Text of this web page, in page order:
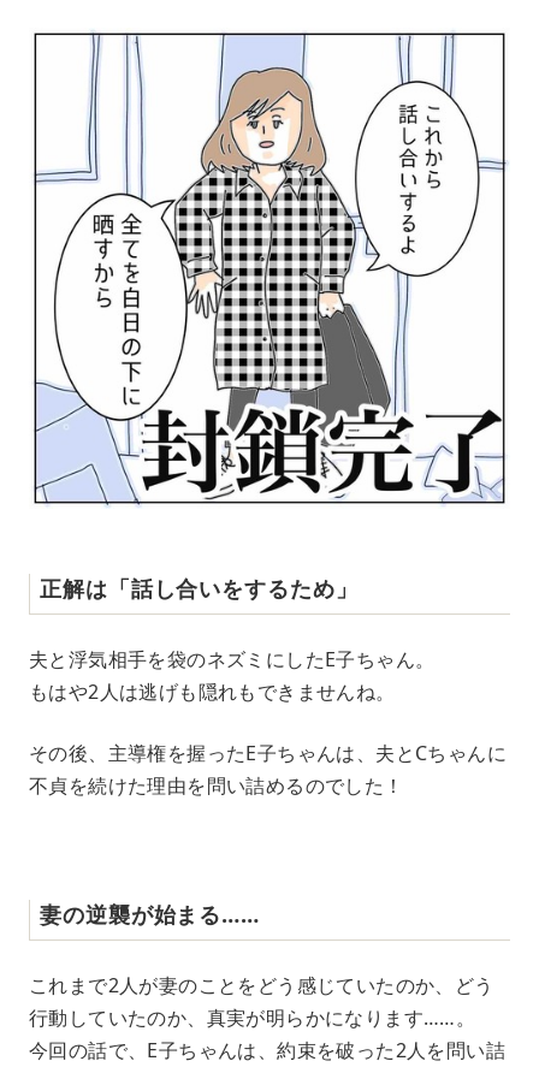
正解は「話し合いをするため」
夫と浮気相手を袋のネズミにしたE子ちゃん。
もはや2人は逃げも隠れもできませんね。
その後、主導権を握ったE子ちゃんは、夫とCちゃんに
不貞を続けた理由を問い詰めるのでした！
妻の逆襲が始まる……
これまで2人が妻のことをどう感じていたのか、どう
行動していたのか、真実が明らかになります……。
今回の話で、E子ちゃんは、約束を破った2人を問い詰